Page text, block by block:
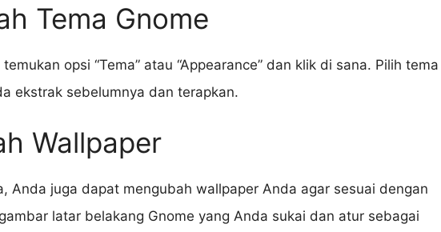
Tema Gnome
opsi “Tema” atau “Appearance” dan klik di sana. Pilih tema
ekstrak sebelumnya dan terapkan.
Wallpaper
Anda juga dapat mengubah wallpaper Anda agar sesuai dengan
latar belakang Gnome yang Anda sukai dan atur sebagai